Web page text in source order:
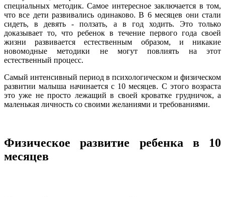
специальных методик. Самое интересное заключается в том,
что все дети развивались одинаково. В 6 месяцев они стали
сидеть, в девять - ползать, а в год ходить. Это только
доказывает то, что ребенок в течение первого года своей
жизни развивается естественным образом, и никакие
новомодные методики не могут повлиять на этот
естественный процесс.
Самый интенсивный период в психологическом и физическом
развитии малыша начинается с 10 месяцев. С этого возраста
это уже не просто лежащий в своей кроватке грудничок, а
маленькая личность со своими желаниями и требованиями.
Физическое развитие ребенка в 10
месяцев